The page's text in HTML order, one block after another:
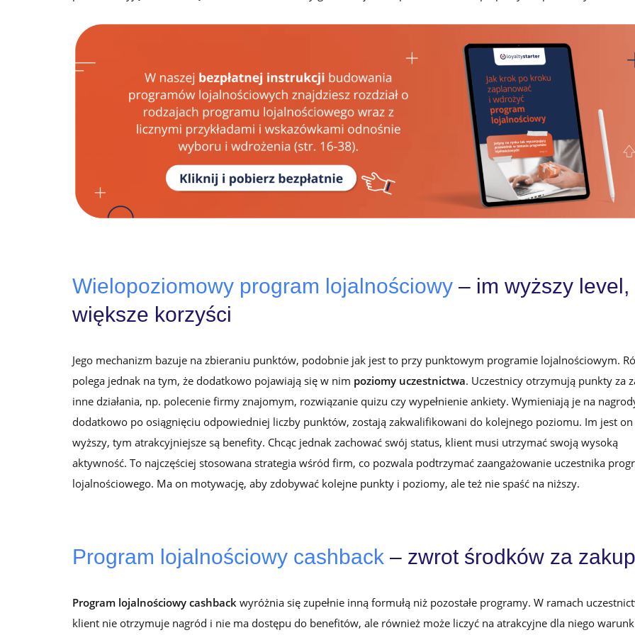
Wielopoziomowy program lojalnościowy – im wyższy level,
większe korzyści
Jego mechanizm bazuje na zbieraniu punktów, podobnie jak jest to przy punktowym programie lojalnościowym.
polega jednak na tym, że dodatkowo pojawiają się w nim poziomy uczestnictwa. Uczestnicy otrzymują punkty za
inne działania, np. polecenie firmy znajomym, rozwiązanie quizu czy wypełnienie ankiety. Wymieniają je na
dodatkowo po osiągnięciu odpowiedniej liczby punktów, zostają zakwalifikowani do kolejnego poziomu. Im jest on
wyższy, tym atrakcyjniejsze są benefity. Chcąc jednak zachować swój status, klient musi utrzymać swoją wysoką
aktywność. To najczęściej stosowana strategia wśród firm, co pozwala podtrzymać zaangażowanie uczestnika
lojalnościowego. Ma on motywację, aby zdobywać kolejne punkty i poziomy, ale też nie spaść na niższy.
Program lojalnościowy cashback – zwrot środków za
Program lojalnościowy cashback wyróżnia się zupełnie inną formułą niż pozostałe programy. W ramach
klient nie otrzymuje nagród i nie ma dostępu do benefitów, ale również może liczyć na atrakcyjne dla niego